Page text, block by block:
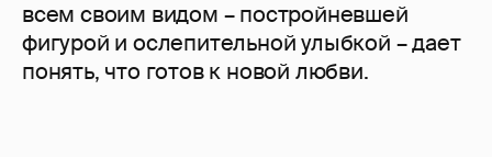
всем своим видом – постройневшей
фигурой и ослепительной улыбкой – дает
понять, что готов к новой любви.